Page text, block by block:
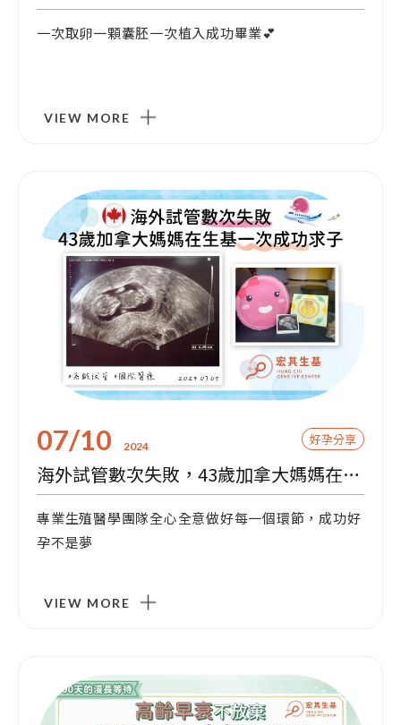
一次取卵一顆囊胚一次植入成功畢業💕
VIEW MORE
07/10 2024 好孕分享
海外試管數次失敗，43歲加拿大媽媽在台一次成功求子
專業生殖醫學團隊全心全意做好每一個環節，成功好
孕不是夢
VIEW MORE